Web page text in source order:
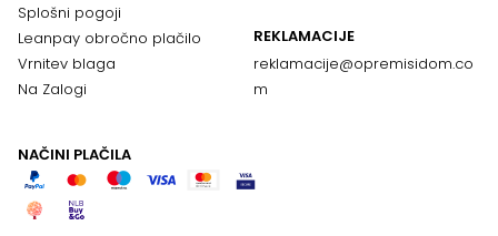
Splošni pogoji
Leanpay obročno plačilo
Vrnitev blaga
Na Zalogi
REKLAMACIJE
reklamacije@opremisidom.co
m
NAČINI PLAČILA